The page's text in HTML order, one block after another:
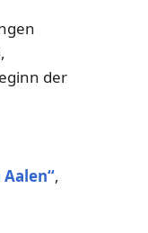
der
,